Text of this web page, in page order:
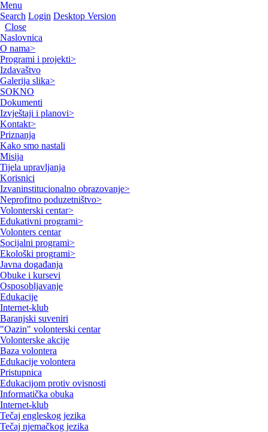
Menu
Search Login Desktop Version
Close
Naslovnica
O nama>
Programi i projekti>
Izdavaštvo
Galerija slika>
SOKNO
Dokumenti
Izvještaji i planovi>
Kontakt>
Priznanja
Kako smo nastali
Misija
Tijela upravljanja
Korisnici
Izvaninstitucionalno obrazovanje>
Neprofitno poduzetništvo>
Volonterski centar>
Edukativni programi>
Volonters centar
Socijalni programi>
Ekološki programi>
Javna događanja
Obuke i kursevi
Osposobljavanje
Edukacije
Internet-klub
Baranjski suveniri
"Oazin" volonterski centar
Volonterske akcije
Baza volontera
Edukacije volontera
Pristupnica
Edukacijom protiv ovisnosti
Informatička obuka
Internet-klub
Tečaj engleskog jezika
Tečaj njemačkog jezika